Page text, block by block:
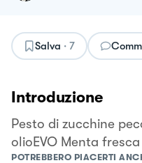
Salva · 7
Introduzione
Pesto di zucchine
olioEVO Menta fresca
POTREBBERO PIACERTI